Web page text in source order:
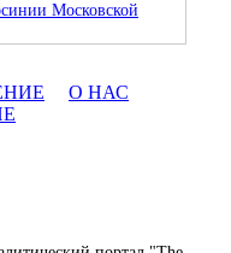
Московской
О НАС